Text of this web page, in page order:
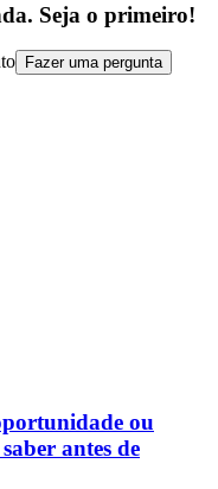
Seja o primeiro!
Fazer uma pergunta
ou
antes de